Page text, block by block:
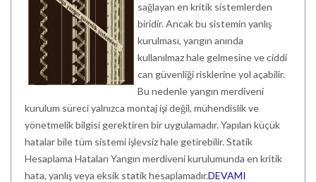
sağlayan en kritik sistemlerden
biridir. Ancak bu sistemin yanlış
kurulması, yangın anında
kullanılmaz hale gelmesine ve ciddi
can güvenliği risklerine yol açabilir.
Bu nedenle yangın merdiveni
kurulum süreci yalnızca montaj işi değil, mühendislik ve
yönetmelik bilgisi gerektiren bir uygulamadır. Yapılan küçük
hatalar bile tüm sistemi işlevsiz hale getirebilir. Statik
Hesaplama Hataları Yangın merdiveni kurulumunda en kritik
hata, yanlış veya eksik statik hesaplamadır.DEVAMI